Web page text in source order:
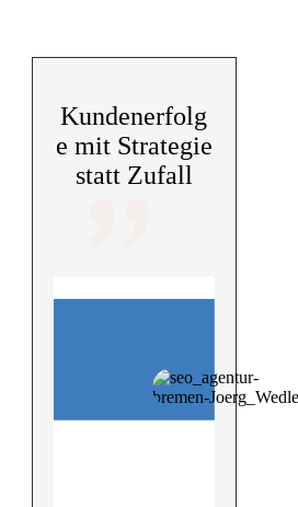
Kundenerfolg
e mit Strategie
statt Zufall
"